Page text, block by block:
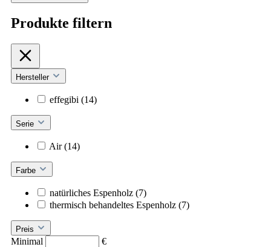
Produkte filtern
Hersteller
effegibi (14)
Serie
Air(14)
Farbe
natürliches Espenholz (7)
thermisch behandeltes Espenholz (7)
Preis
Minimal
€